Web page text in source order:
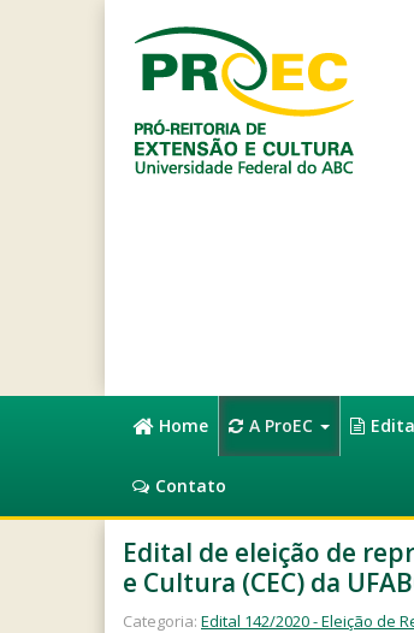
Home A ProEC
Contato
Edital de eleição de
e Cultura (CEC) da
Categoria: Edital 142/2020 - Eleição de